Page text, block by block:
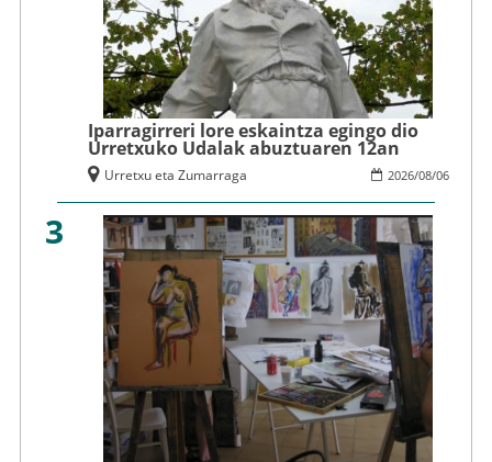
Iparragirreri lore eskaintza egingo dio
Urretxuko Udalak abuztuaren 12an
2026/08/06
Urretxu eta Zumarraga
3